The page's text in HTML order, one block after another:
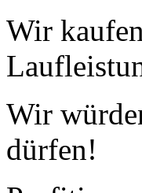
Wir
Wir
dürfen!